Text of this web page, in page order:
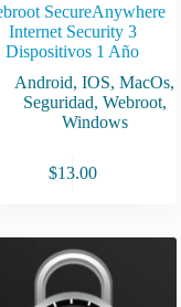
SecureAnywhere
Internet Security 3
Dispositivos 1 Año
Android,IOS,MacOs,
Seguridad, Webroot,
Windows
$13.00